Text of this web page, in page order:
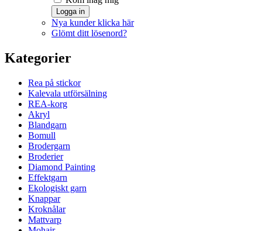
Logga in
Nya kunder klicka här
Glömt ditt lösenord?
Kategorier
Rea på stickor
Kalevala utförsälning
REA-korg
Akryl
Blandgarn
Bomull
Brodergarn
Broderier
Diamond Painting
Effektgarn
Ekologiskt garn
Knappar
Kroknålar
Mattvarp